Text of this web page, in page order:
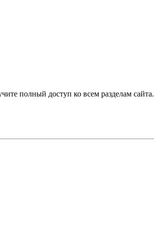
полный доступ ко всем разделам сайта.